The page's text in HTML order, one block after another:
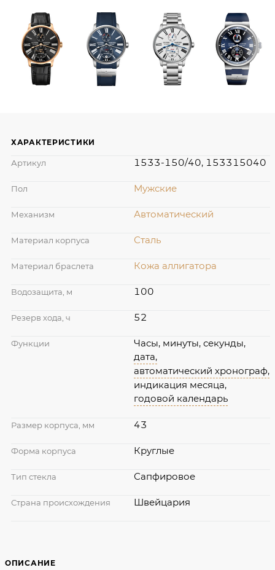
ОПИСАНИЕ
ХАРАКТЕРИСТИКИ
Артикул 1533-150/40, 153315040
Пол Мужские
Механизм Автоматический
Материал корпуса Сталь
Материал браслета Кожа аллигатора
Водозащита, м 100
Резерв хода, ч 52
Функции
Часы, минуты, секунды,
дата,
автоматический хронограф,
индикация месяца,
годовой календарь
Размер корпуса, мм 43
Форма корпуса Круглые
Тип стекла Сапфировое
Страна происхождения Швейцария